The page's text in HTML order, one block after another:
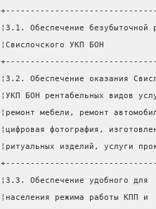
¦3.1. Обеспечение
¦Свислочского УКП
¦3.2. Обеспечение оказания
¦УКП БОН рентабельных
¦ремонт мебели, ремонт
¦цифровая фотография,
¦ритуальных изделий,
¦3.3. Обеспечение удобного
¦населения режима работы